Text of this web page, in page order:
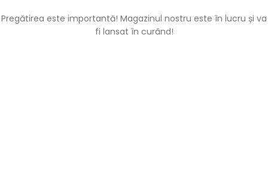
Pregătirea este importantă! Magazinul nostru este în lucru și va
fi lansat în curând!